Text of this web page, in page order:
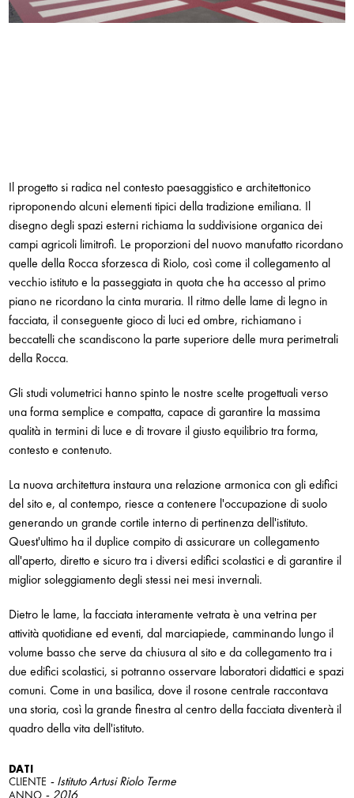
Il progetto si radica nel contesto paesaggistico e architettonico
riproponendo alcuni elementi tipici della tradizione emiliana. Il
disegno degli spazi esterni richiama la suddivisione organica dei
campi agricoli limitrofi. Le proporzioni del nuovo manufatto ricordano
quelle della Rocca sforzesca di Riolo, così come il collegamento al
vecchio istituto e la passeggiata in quota che ha accesso al primo
piano ne ricordano la cinta muraria. Il ritmo delle lame di legno in
facciata, il conseguente gioco di luci ed ombre, richiamano i
beccatelli che scandiscono la parte superiore delle mura perimetrali
della Rocca.
Gli studi volumetrici hanno spinto le nostre scelte progettuali verso
una forma semplice e compatta, capace di garantire la massima
qualità in termini di luce e di trovare il giusto equilibrio tra forma,
contesto e contenuto.
La nuova architettura instaura una relazione armonica con gli edifici
del sito e, al contempo, riesce a contenere l'occupazione di suolo
generando un grande cortile interno di pertinenza dell'istituto.
Quest'ultimo ha il duplice compito di assicurare un collegamento
all'aperto, diretto e sicuro tra i diversi edifici scolastici e di garantire il
miglior soleggiamento degli stessi nei mesi invernali.
Dietro le lame, la facciata interamente vetrata è una vetrina per
attività quotidiane ed eventi, dal marciapiede, camminando lungo il
volume basso che serve da chiusura al sito e da collegamento tra i
due edifici scolastici, si potranno osservare laboratori didattici e spazi
comuni. Come in una basilica, dove il rosone centrale raccontava
una storia, così la grande finestra al centro della facciata diventerà il
quadro della vita dell'istituto.
DATI
CLIENTE - Istituto Artusi Riolo Terme
ANNO - 2016